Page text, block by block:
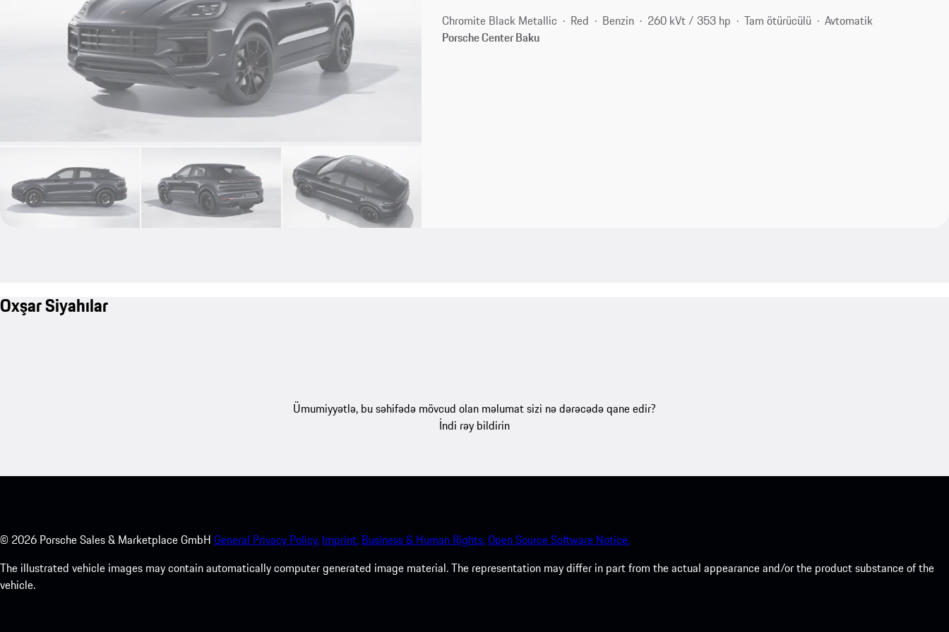
Chromite Black Metallic Red Benzin 260 kVt / 353 hp Tam ötürücülü
Avtomatik
Porsche Center Baku
Oxşar Siyahılar
Ümumiyyətlə, bu səhifədə mövcud olan məlumat sizi nə dərəcədə qane edir?
İndi rəy bildirin
© 2026 Porsche Sales & Marketplace GmbH General Privacy Policy. Imprint. Business & Human Rights.Open Source Software Notice.
The illustrated vehicle images may contain automatically computer generated image material. The representation may differ in part from the actual appearance and/or the product substance of the
vehicle.